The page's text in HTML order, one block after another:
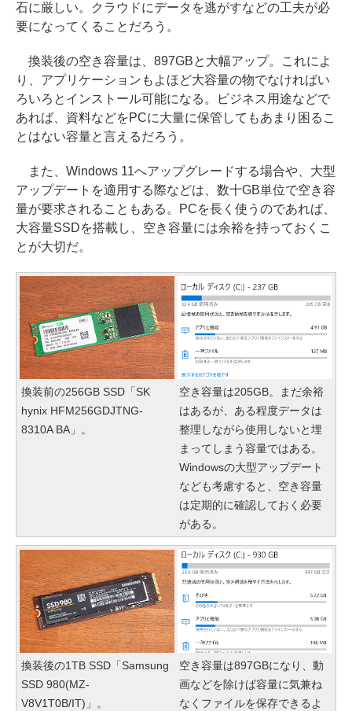
石に厳しい。クラウドにデータを逃がすなどの工夫が必
要になってくることだろう。
換装後の空き容量は、897GBと大幅アップ。これによ
り、アプリケーションもよほど大容量の物でなければい
ろいろとインストール可能になる。ビジネス用途などで
あれば、資料などをPCに大量に保管してもあまり困るこ
とはない容量と言えるだろう。
また、Windows 11へアップグレードする場合や、大型
アップデートを適用する際などは、数十GB単位で空き容
量が要求されることもある。PCを長く使うのであれば、
大容量SSDを搭載し、空き容量には余裕を持っておくこ
とが大切だ。
換装前の256GB SSD「SK
hynix HFM256GDJTNG-
8310A BA」。
空き容量は205GB。まだ余裕
はあるが、ある程度データは
整理しながら使用しないと埋
まってしまう容量ではある。
Windowsの大型アップデート
なども考慮すると、空き容量
は定期的に確認しておく必要
がある。
換装後の1TB SSD「Samsung
SSD 980(MZ-
V8V1T0B/IT)」。
空き容量は897GBになり、動
画などを除けば容量に気兼ね
なくファイルを保存できるよ